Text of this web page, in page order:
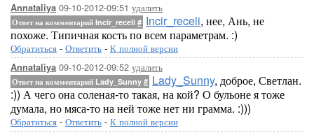
Annataliya 09-10-2012-09:51 удалить
Ответ на комментарий Incir_receli # Incir_receli, нее, Ань, не
похоже. Типичная кость по всем параметрам. :)
Обратиться - Ответить - К полной версии
Annataliya 09-10-2012-09:52 удалить
Ответ на комментарий Lady_Sunny # Lady_Sunny, доброе, Светлан.
:)) А чего она соленая-то такая, на кой? О бульоне я тоже
думала, но мяса-то на ней тоже нет ни грамма. :)))
Обратиться - Ответить - К полной версии